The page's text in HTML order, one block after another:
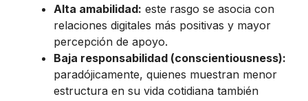
Alta amabilidad: este rasgo se asocia con
relaciones digitales más positivas y mayor
percepción de apoyo.
Baja responsabilidad (conscientiousness):
paradójicamente, quienes muestran menor
estructura en su vida cotidiana también